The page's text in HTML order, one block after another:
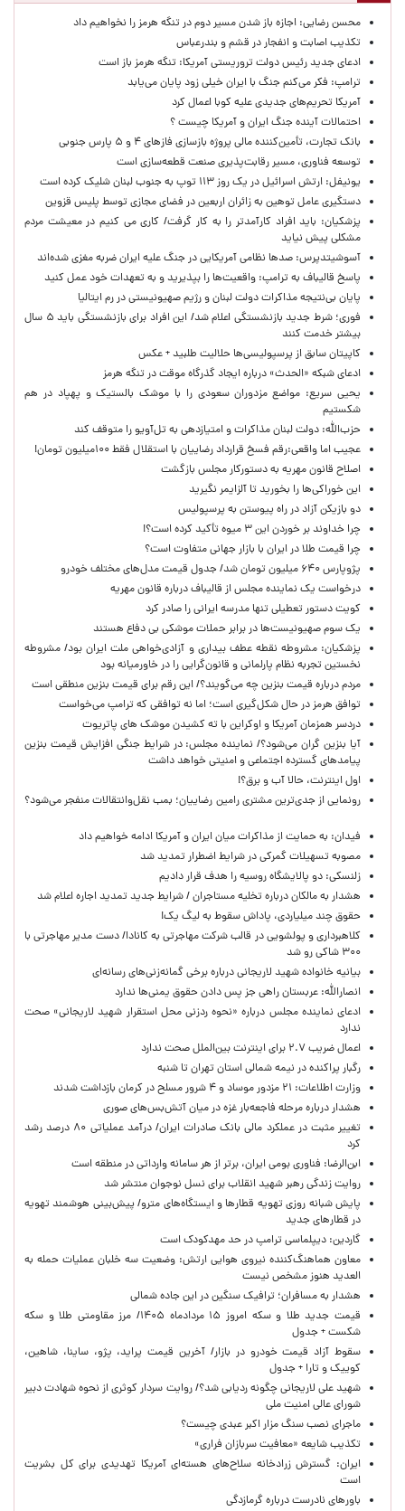
محسن رضایی: اجازه باز شدن مسیر دوم در تنگه هرمز را نخواهیم داد
تکذیب اصابت و انفجار در قشم و بندرعباس
ادعای جدید رئیس دولت تروریستی آمریکا: تنگه هرمز باز است
ترامپ: فکر می‌کنم جنگ با ایران خیلی زود پایان می‌یابد
آمریکا تحریم‌های جدیدی علیه کوبا اعمال کرد
احتمالات آینده جنگ ایران و آمریکا چیست ؟
بانک تجارت، تأمین‌کننده مالی پروژه بازسازی فازهای ۴ و ۵ پارس جنوبی
توسعه فناوری، مسیر رقابت‌پذیری صنعت قطعه‌سازی است
یونیفل: ارتش اسرائیل در یک روز ۱۱۳ توپ به جنوب لبنان شلیک کرده است
دستگیری عامل توهین به زائران اربعین در فضای مجازی توسط پلیس قزوین
پزشکیان: باید افراد کارآمدتر را به کار گرفت/ کاری می کنیم در معیشت مردم
مشکلی پیش نیاید
آسوشیتدپرس: صدها نظامی آمریکایی در جنگ علیه ایران ضربه مغزی شده‌اند
پاسخ قالیباف به ترامپ: واقعیت‌ها را بپذیرید و به تعهدات خود عمل کنید
پایان بی‌نتیجه مذاکرات دولت لبنان و رژیم صهیونیستی در رم ایتالیا
فوری؛ شرط جدید بازنشستگی اعلام شد/ این افراد برای بازنشستگی باید ۵ سال
بیشتر خدمت کنند
کاپیتان سابق از پرسپولیسی‌ها حلالیت طلبید + عکس
ادعای شبکه «الحدث» درباره ایجاد گذرگاه موقت در تنگه هرمز
یحیی سریع: مواضع مزدوران سعودی را با موشک بالستیک و پهپاد در هم
شکستیم
حزب‌الله: دولت لبنان مذاکرات و امتیازدهی به تل‌آویو را متوقف کند
عجیب اما واقعی:رقم فسخ قرارداد رضاییان با استقلال فقط ۱۰۰میلیون تومان!
اصلاح قانون مهریه به دستورکار مجلس بازگشت
این خوراکی‌ها را بخورید تا آلزایمر نگیرید
دو بازیکن آزاد در راه پیوستن به پرسپولیس
چرا خداوند بر خوردن این ۳ میوه تأکید کرده است؟!
چرا قیمت طلا در ایران با بازار جهانی متفاوت است؟
پژوپارس ۶۴۰ میلیون تومان شد/ جدول قیمت مدل‌های مختلف خودرو
درخواست یک نماینده مجلس از قالیباف درباره قانون مهریه
کویت دستور تعطیلی تنها مدرسه ایرانی را صادر کرد
یک‌ سوم صهیونیست‌ها در برابر حملات موشکی بی دفاع هستند
پزشکیان: مشروطه نقطه عطف بیداری و آزادی‌خواهی ملت ایران بود/ مشروطه
نخستین تجربه نظام پارلمانی و قانون‌گرایی را در خاورمیانه بود
مردم درباره قیمت بنزین چه می‌گویند؟/ این رقم برای قیمت بنزین منطقی است
توافق هرمز در حال شکل‌گیری است؛ اما نه توافقی که ترامپ می‌خواست
دردسر همزمان آمریکا و اوکراین با ته کشیدن موشک های پاتریوت
آیا بنزین گران می‌شود؟/ نماینده مجلس: در شرایط جنگی افزایش قیمت بنزین
پیامدهای گسترده اجتماعی و امنیتی خواهد داشت
اول اینترنت، حالا آب و برق؟!
رونمایی از جدی‌ترین مشتری رامین رضاییان؛ بمب نقل‌وانتقالات منفجر می‌شود؟
فیدان: به حمایت از مذاکرات میان ایران و آمریکا ادامه خواهیم داد
مصوبه تسهیلات گمرکی در شرایط اضطرار تمدید شد
زلنسکی: دو پالایشگاه روسیه را هدف قرار دادیم
هشدار به مالکان درباره تخلیه مستاجران / شرایط جدید تمدید اجاره اعلام شد
حقوق چند میلیاردی، پاداش سقوط به لیگ یک!
کلاهبرداری و پولشویی در قالب شرکت مهاجرتی به کانادا/ دست مدیر مهاجرتی با
۳۰۰ شاکی رو شد
بیانیه خانواده شهید لاریجانی درباره برخی گمانه‌زنی‌های رسانه‌ای
انصارالله: عربستان راهی جز پس دادن حقوق یمنی‌ها ندارد
ادعای نماینده مجلس درباره «نحوه ردزنی محل استقرار شهید لاریجانی» صحت
ندارد
اعمال ضریب ۲.۷ برای اینترنت بین‌الملل صحت ندارد
رگبار پراکنده در نیمه شمالی استان تهران تا شنبه
وزارت اطلاعات: ۲۱ مزدور موساد و ۴ شرور مسلح در کرمان بازداشت شدند
هشدار درباره مرحله فاجعه‌بار غزه در میان آتش‌بس‌های صوری
تغییر مثبت در عملکرد مالی بانک صادرات ایران/ درآمد عملیاتی ۸۰ درصد رشد
کرد
ابن‌الرضا: فناوری بومی ایران، برتر از هر سامانه وارداتی در منطقه است
روایت زندگی رهبر شهید انقلاب برای نسل نوجوان منتشر شد
پایش شبانه روزی تهویه قطارها و ایستگاه‌های مترو/ پیش‌بینی هوشمند تهویه
در قطارهای جدید
گاردین: دیپلماسی ترامپ در حد مهدکودک است
معاون هماهنگ‌کننده نیروی هوایی ارتش: وضعیت سه خلبان عملیات حمله به
العدید هنوز مشخص نیست
هشدار به مسافران؛ ترافیک سنگین در این جاده شمالی
قیمت جدید طلا و سکه امروز ۱۵ مردادماه ۱۴۰۵/ مرز مقاومتی طلا و سکه
شکست + جدول
سقوط آزاد قیمت خودرو در بازار/ آخرین قیمت پراید، پژو، ساینا، شاهین،
کوییک و تارا + جدول
شهید علی لاریجانی چگونه ردیابی شد؟/ روایت سردار کوثری از نحوه شهادت دبیر
شورای عالی امنیت ملی
ماجرای نصب سنگ مزار اکبر عبدی چیست؟
تکذیب شایعه «معافیت سربازان فراری»
ایران: گسترش زرادخانه سلاح‌های هسته‌ای آمریکا تهدیدی برای کل بشریت
است
باورهای نادرست درباره گرمازدگی